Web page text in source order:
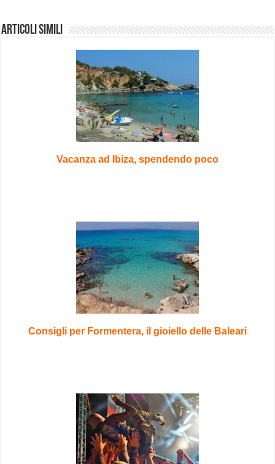
Articoli Simili
Vacanza ad Ibiza, spendendo poco
Consigli per Formentera, il gioiello delle Baleari